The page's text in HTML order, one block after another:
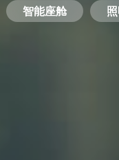
智能座舱
安防摄像头
PC电源
智能家居